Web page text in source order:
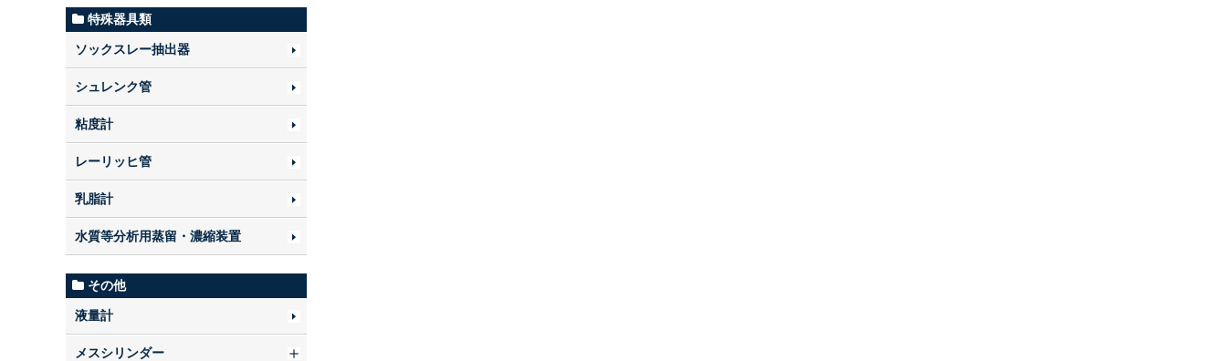
特殊器具類
ソックスレー抽出器
シュレンク管
粘度計
レーリッヒ管
乳脂計
水質等分析用蒸留・濃縮装置
その他
液量計
メスシリンダー